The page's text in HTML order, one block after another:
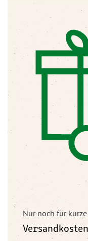
Nur noch für